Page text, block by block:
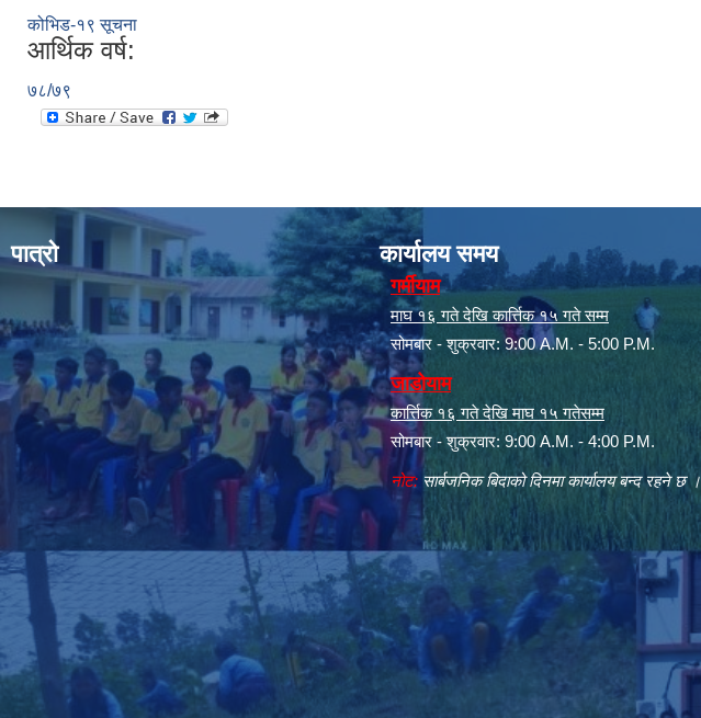
कोभिड-१९ सूचना
आर्थिक वर्ष:
७८/७९
पात्रो कार्यालय समय
गर्मीयाम
माघ १६ गते देखि कार्त्तिक १५ गते सम्म
सोमबार - शुक्रवार: 9:00 A.M. - 5:00 P.M.
जाडोयाम
कार्त्तिक १६ गते देखि माघ १५ गतेसम्म
सोमबार - शुक्रवार: 9:00 A.M. - 4:00 P.M.
नोट: सार्बजनिक बिदाको दिनमा कार्यालय बन्द रहने छ ।